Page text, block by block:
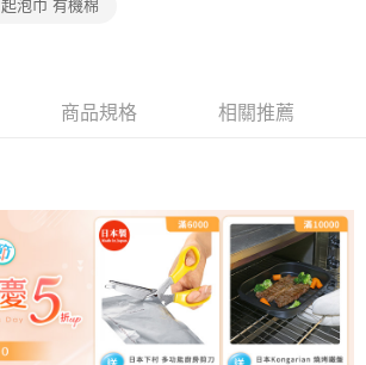
起泡巾 有機棉
商品規格 相關推薦